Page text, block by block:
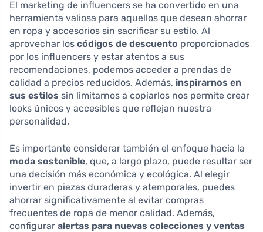
El marketing de influencers se ha convertido en una
herramienta valiosa para aquellos que desean ahorrar
en ropa y accesorios sin sacrificar su estilo. Al
aprovechar los códigos de descuento proporcionados
por los influencers y estar atentos a sus
recomendaciones, podemos acceder a prendas de
calidad a precios reducidos. Además, inspirarnos en
sus estilos sin limitarnos a copiarlos nos permite crear
looks únicos y accesibles que reflejan nuestra
personalidad.
Es importante considerar también el enfoque hacia la
moda sostenible, que, a largo plazo, puede resultar ser
una decisión más económica y ecológica. Al elegir
invertir en piezas duraderas y atemporales, puedes
ahorrar significativamente al evitar compras
frecuentes de ropa de menor calidad. Además,
configurar alertas para nuevas colecciones y ventas